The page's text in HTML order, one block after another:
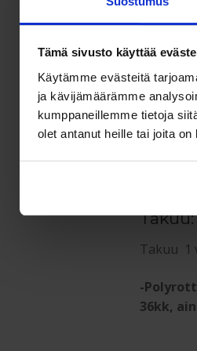
Tämä sivusto käyttää
Käytämme evästeitä
ja kävijämäärämme
kumppaneillemme tietoja
olet antanut heille tai joita
Retro-
Takuu:
Takuu 1
-
36kk,